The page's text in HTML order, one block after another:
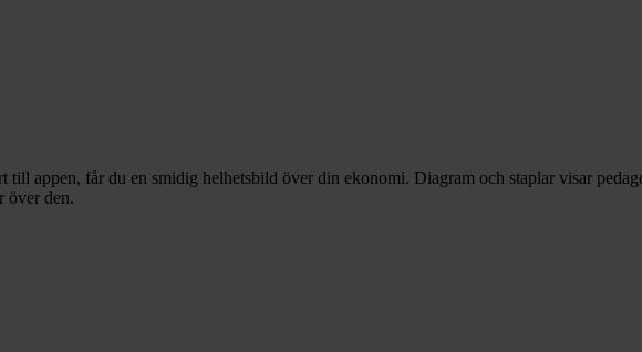
appen, får du en smidig helhetsbild över din ekonomi. Diagram och staplar visar
över den.